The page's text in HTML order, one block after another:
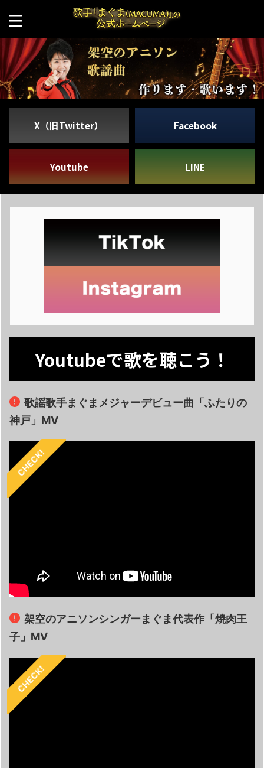
X（旧Twitter） Facebook
Youtube LINE
Youtubeで歌を聴こう！
歌謡歌手まぐまメジャーデビュー曲「ふたりの
神戸」MV
CHECK!
架空のアニソンシンガーまぐま代表作「焼肉王
子」MV
CHECK!